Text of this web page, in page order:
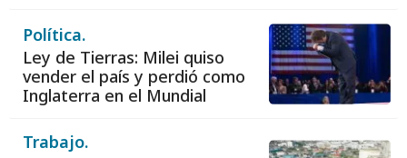
Política.
Ley de Tierras: Milei quiso
vender el país y perdió como
Inglaterra en el Mundial
Trabajo.